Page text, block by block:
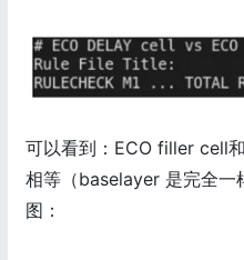
可以看到：ECO filler cell
相等（baselayer 是完全一
图：